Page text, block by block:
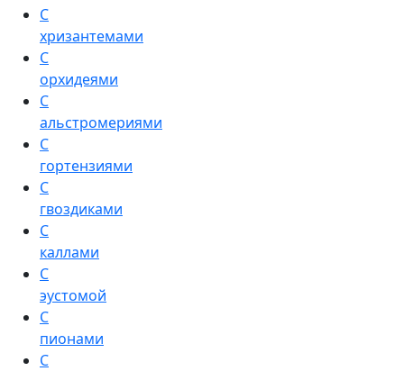
С
хризантемами
С
орхидеями
С
альстромериями
С
гортензиями
С
гвоздиками
С
каллами
С
эустомой
С
пионами
С